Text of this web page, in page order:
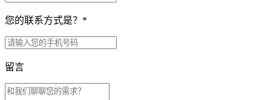
您的联系方式是？ *
留言